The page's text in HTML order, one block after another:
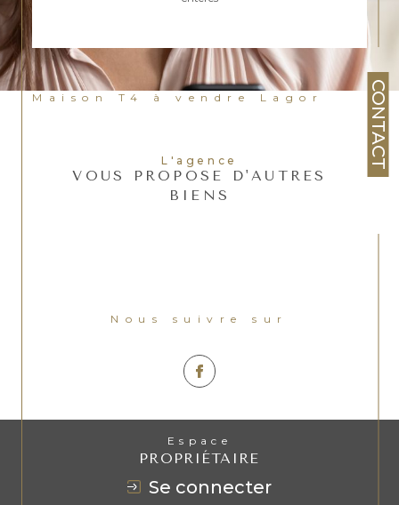
CONTACT
Maison T4 à vendre Lagor
L'agence
VOUS PROPOSE D'AUTRES
BIENS
Nous suivre sur
Espace
PROPRIÉTAIRE
se connecter